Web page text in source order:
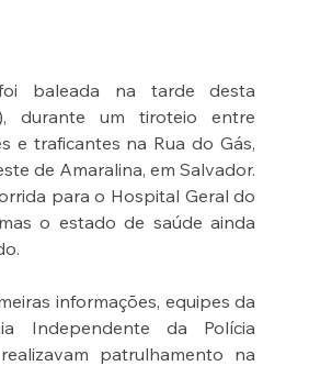
baleada na tarde desta
durante um tiroteio entre
e traficantes na Rua do Gás,
de Amaralina, em Salvador.
para o Hospital Geral do
o estado de saúde ainda
informações, equipes da
Independente da Polícia
patrulhamento na